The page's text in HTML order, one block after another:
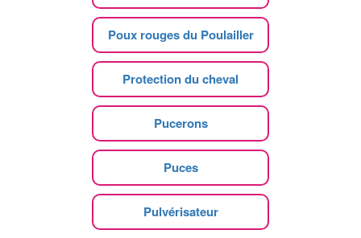
Poux rouges du Poulailler
Protection du cheval
Pucerons
Puces
Pulvérisateur